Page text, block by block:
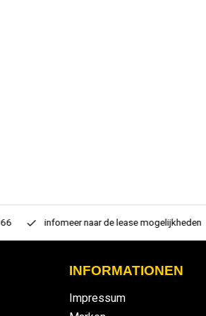
infomeer naar de lease mogelijkheden
INFORMATIONEN
Impressum